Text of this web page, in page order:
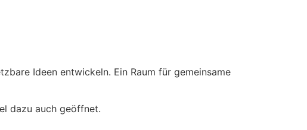
Ideen entwickeln. Ein Raum für gemeinsame
dazu auch geöffnet.